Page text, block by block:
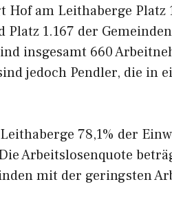
Hof am Leithaberge Platz
1.167 der
insgesamt 660
jedoch Pendler, die in
78,1% der
Arbeitslosenquote
mit der geringsten